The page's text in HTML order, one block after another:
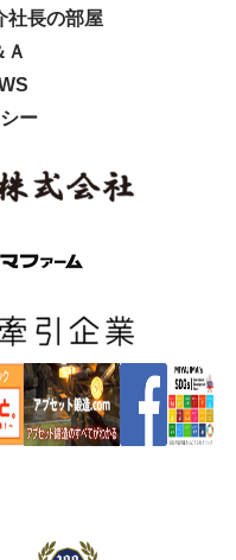
社長の部屋
Ａ
ー